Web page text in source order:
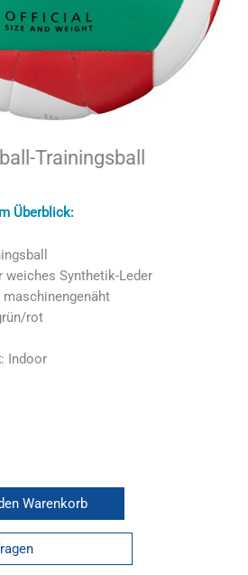
Trainingsball
Überblick:
weiches Synthetik-Leder
maschinengenäht
rot
: Indoor
Warenkorb